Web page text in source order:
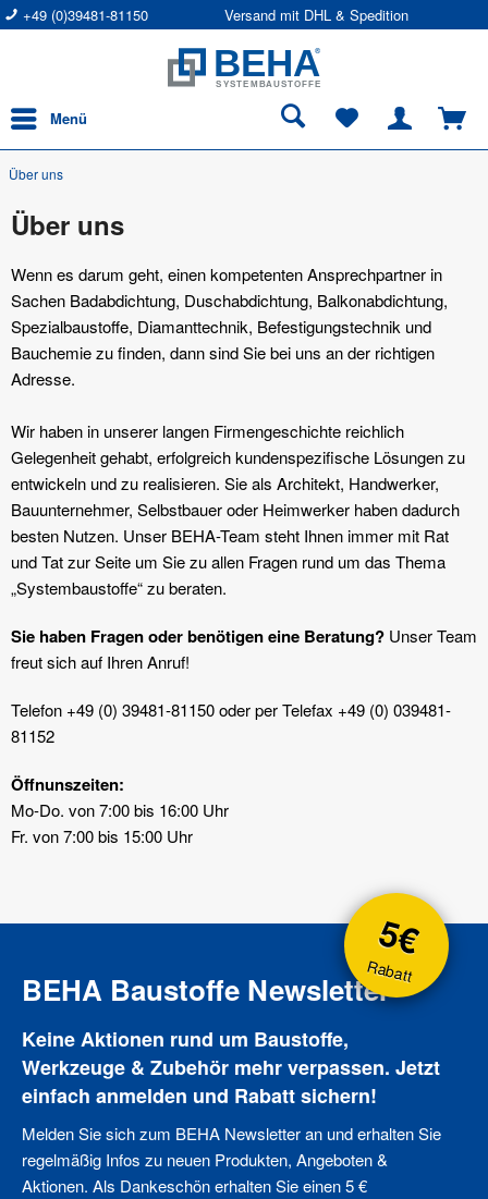
+49 (0)39481-81150 Versand mit DHL & Spedition
Menü
Über uns
Über uns
Wenn es darum geht, einen kompetenten Ansprechpartner in
Sachen Badabdichtung, Duschabdichtung, Balkonabdichtung,
Spezialbaustoffe, Diamanttechnik, Befestigungstechnik und
Bauchemie zu finden, dann sind Sie bei uns an der richtigen
Adresse.
Wir haben in unserer langen Firmengeschichte reichlich
Gelegenheit gehabt, erfolgreich kundenspezifische Lösungen zu
entwickeln und zu realisieren. Sie als Architekt, Handwerker,
Bauunternehmer, Selbstbauer oder Heimwerker haben dadurch
besten Nutzen. Unser BEHA-Team steht Ihnen immer mit Rat
und Tat zur Seite um Sie zu allen Fragen rund um das Thema
„Systembaustoffe“ zu beraten.
Sie haben Fragen oder benötigen eine Beratung? Unser Team
freut sich auf Ihren Anruf!
Telefon +49 (0) 39481-81150 oder per Telefax +49 (0) 039481-
81152
Öffnunszeiten:
Mo-Do. von 7:00 bis 16:00 Uhr
Fr. von 7:00 bis 15:00 Uhr
5€
Rabatt
BEHA Baustoffe Newsletter
Keine Aktionen rund um Baustoffe,
Werkzeuge & Zubehör mehr verpassen. Jetzt
einfach anmelden und Rabatt sichern!
Melden Sie sich zum BEHA Newsletter an und erhalten Sie
regelmäßig Infos zu neuen Produkten, Angeboten &
Aktionen. Als Dankeschön erhalten Sie einen 5 €